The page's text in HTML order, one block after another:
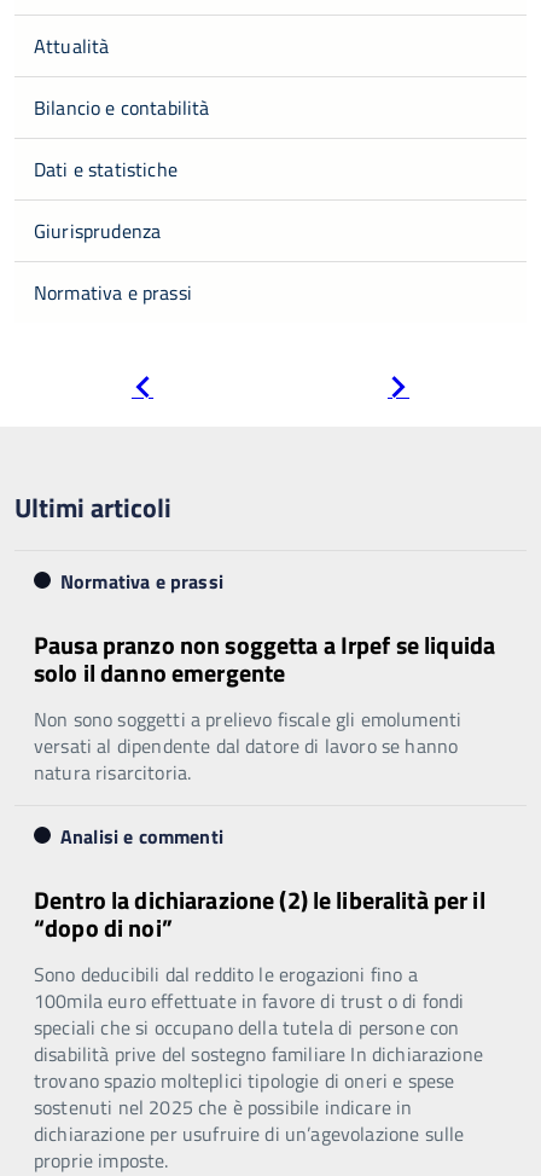
Attualità
Bilancio e contabilità
Dati e statistiche
Giurisprudenza
Normativa e prassi
Ultimi articoli
Normativa e prassi
Pausa pranzo non soggetta a Irpef se liquida
solo il danno emergente
Non sono soggetti a prelievo fiscale gli emolumenti
versati al dipendente dal datore di lavoro se hanno
natura risarcitoria.
Analisi e commenti
Dentro la dichiarazione (2) le liberalità per il
“dopo di noi”
Sono deducibili dal reddito le erogazioni fino a
100mila euro effettuate in favore di trust o di fondi
speciali che si occupano della tutela di persone con
disabilità prive del sostegno familiare In dichiarazione
trovano spazio molteplici tipologie di oneri e spese
sostenuti nel 2025 che è possibile indicare in
dichiarazione per usufruire di un’agevolazione sulle
proprie imposte.